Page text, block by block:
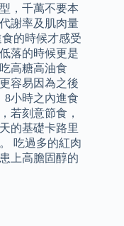
，千萬不要本
謝率及肌肉量
的時候才感受
落的時候更是
高糖高油食
容易因為之後
8小時之內進食
若刻意節食，
的基礎卡路里
吃過多的紅肉
上高膽固醇的